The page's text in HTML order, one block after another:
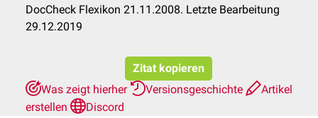
DocCheck Flexikon 21.11.2008. Letzte Bearbeitung
29.12.2019
Zitat kopieren
Was zeigt hierher
Versionsgeschichte
Artikel
erstellen
Discord